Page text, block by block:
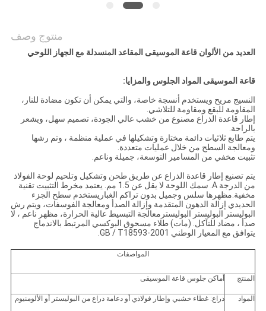
منتوج وصف
العديد من الألوان قاعة الموسيقى المقاعد المنسدلة مع الجهاز اللوحي
قاعة الموسيقى المواد الجلوس والمزايا:
النسيج مريح ويستخدم أنسجة خاصة، والتي يمكن أن تكون مضادة للنار،
المقاومة للبقع ومقاومة للتلاشي.
إطار قاعدة الذراع مصنوع من خشب عالي الجودة، تصميم سهل، ويشعر
بالراحة.
يتم طابع ثلاثيات دائمة مختارة وتشكيلها في عملية منظمة ، وتم رشها
ومعالجة السطح من خلال عمليات متعددة.
تثبيت مخفي من المسامير التوسعة، جميلة وناعم.
يتم تصنيع إطار قاعدة الذراع عن طريق طحن وتشكيل وتلحيم لوحة الفولاذ
من الدرجة A. سمك اللوحة لا يقل عن 1.5 مم. يعتمد مخرط التثبيت تقنية
مخفية.مظهرها سلس وجميل بدون تراكم الغباريستخدم سطح الجزء
الحديدي إزالة الدهون المتقدمة وإزالة الصدأ ومعالجة الفوسفات، ويتم رش
البوليستر البوليستر البوليسترمعالجة التبسيط عالية الحرارة، مظهر ناعم ، لا
صدأ ، مضاد للتآكل. (مات) طلاء مسحوق البوكسي المرتبط بالاندماج
يتوافق مع المعيار الوطني GB / T18593-2001.
المواصفات
المنتج أماكن جلوس قاعة الموسيقى
المواد ذراع: غطاء خشبي وإطار فولاذي أو دعامة ذراع من البوليستر أو الألومنيوم